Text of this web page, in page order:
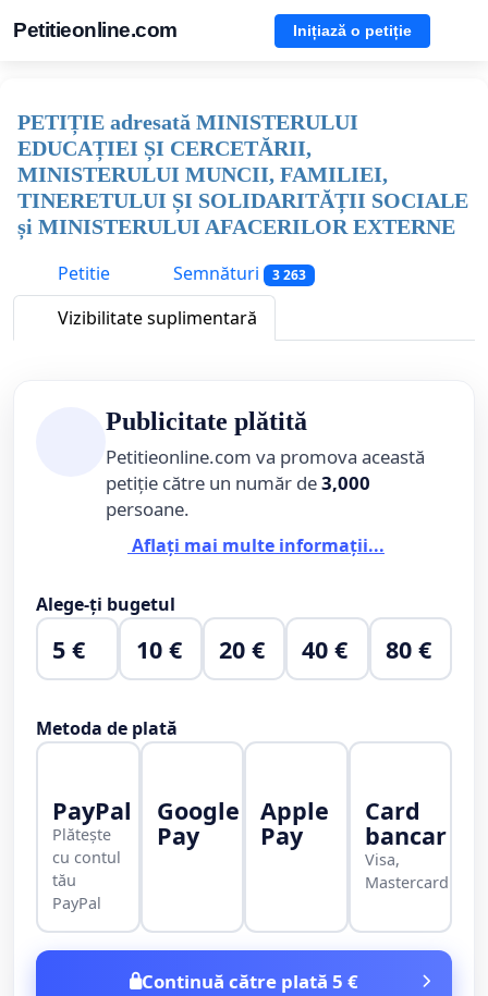
Petitieonline.com Inițiază o petiție
PETIȚIE adresată MINISTERULUI
EDUCAȚIEI ȘI CERCETĂRII,
MINISTERULUI MUNCII, FAMILIEI,
TINERETULUI ȘI SOLIDARITĂȚII SOCIALE
și MINISTERULUI AFACERILOR EXTERNE
Petitie
Semnături 3 263
Vizibilitate suplimentară
Publicitate plătită
Petitieonline.com va promova această
petiție către un număr de3,000
persoane.
Aflați mai multe informații...
Alege-ți bugetul
5 € 10 € 20 € 40 € 80 €
Metoda de plată
PayPal
Plătește
cu contul
tău
PayPal
Google
Pay
Apple
Pay
Card
bancar
Visa,
Mastercard
Continuă către plată 5 €